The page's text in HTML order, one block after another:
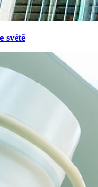
světě